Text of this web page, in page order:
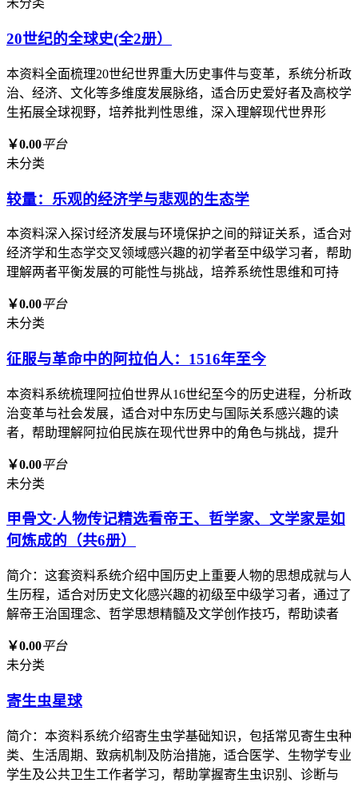
未分类
20世纪的全球史(全2册）
本资料全面梳理20世纪世界重大历史事件与变革，系统分析政
治、经济、文化等多维度发展脉络，适合历史爱好者及高校学
生拓展全球视野，培养批判性思维，深入理解现代世界形
￥0.00平台
未分类
较量：乐观的经济学与悲观的生态学
本资料深入探讨经济发展与环境保护之间的辩证关系，适合对
经济学和生态学交叉领域感兴趣的初学者至中级学习者，帮助
理解两者平衡发展的可能性与挑战，培养系统性思维和可持
￥0.00平台
未分类
征服与革命中的阿拉伯人：1516年至今
本资料系统梳理阿拉伯世界从16世纪至今的历史进程，分析政
治变革与社会发展，适合对中东历史与国际关系感兴趣的读
者，帮助理解阿拉伯民族在现代世界中的角色与挑战，提升
￥0.00平台
未分类
甲骨文·人物传记精选看帝王、哲学家、文学家是如
何炼成的（共6册）
简介：这套资料系统介绍中国历史上重要人物的思想成就与人
生历程，适合对历史文化感兴趣的初级至中级学习者，通过了
解帝王治国理念、哲学思想精髓及文学创作技巧，帮助读者
￥0.00平台
未分类
寄生虫星球
简介：本资料系统介绍寄生虫学基础知识，包括常见寄生虫种
类、生活周期、致病机制及防治措施，适合医学、生物学专业
学生及公共卫生工作者学习，帮助掌握寄生虫识别、诊断与